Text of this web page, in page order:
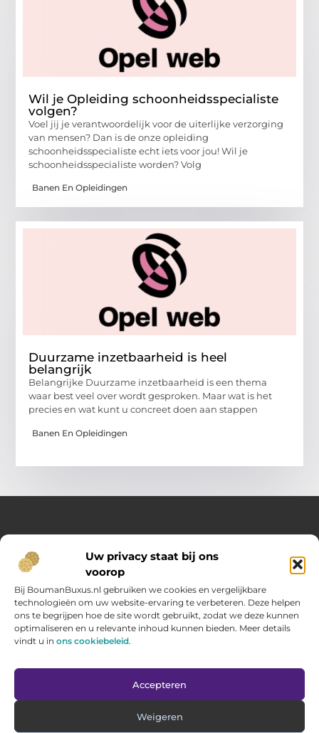
Uw privacy staat bij ons
voorop
Bij BoumanBuxus.nl gebruiken we cookies en vergelijkbare
technologieën om uw website-ervaring te verbeteren. Deze helpen
ons te begrijpen hoe de site wordt gebruikt, zodat we deze kunnen
optimaliseren en u relevante inhoud kunnen bieden. Meer details
vindt u in ons cookiebeleid.
Accepteren
Weigeren
Wil je Opleiding schoonheidsspecialiste
volgen?
Voel jij je verantwoordelijk voor de uiterlijke verzorging
van mensen? Dan is de onze opleiding
schoonheidsspecialiste echt iets voor jou! Wil je
schoonheidsspecialiste worden? Volg
Banen En Opleidingen
Duurzame inzetbaarheid is heel
belangrijk
Belangrijke Duurzame inzetbaarheid is een thema
waar best veel over wordt gesproken. Maar wat is het
precies en wat kunt u concreet doen aan stappen
Banen En Opleidingen
Over Opelweb
Jouw startpunt voor handige tips en inspirerende artikelen
Op Opelweb.nl vind je een gevarieerd aanbod aan blogs en
content die je helpen meer uit je dag te halen – van nuttige
adviezen tot verrassende inzichten voor in het dagelijks leven.
Main Links
Bericht categorie